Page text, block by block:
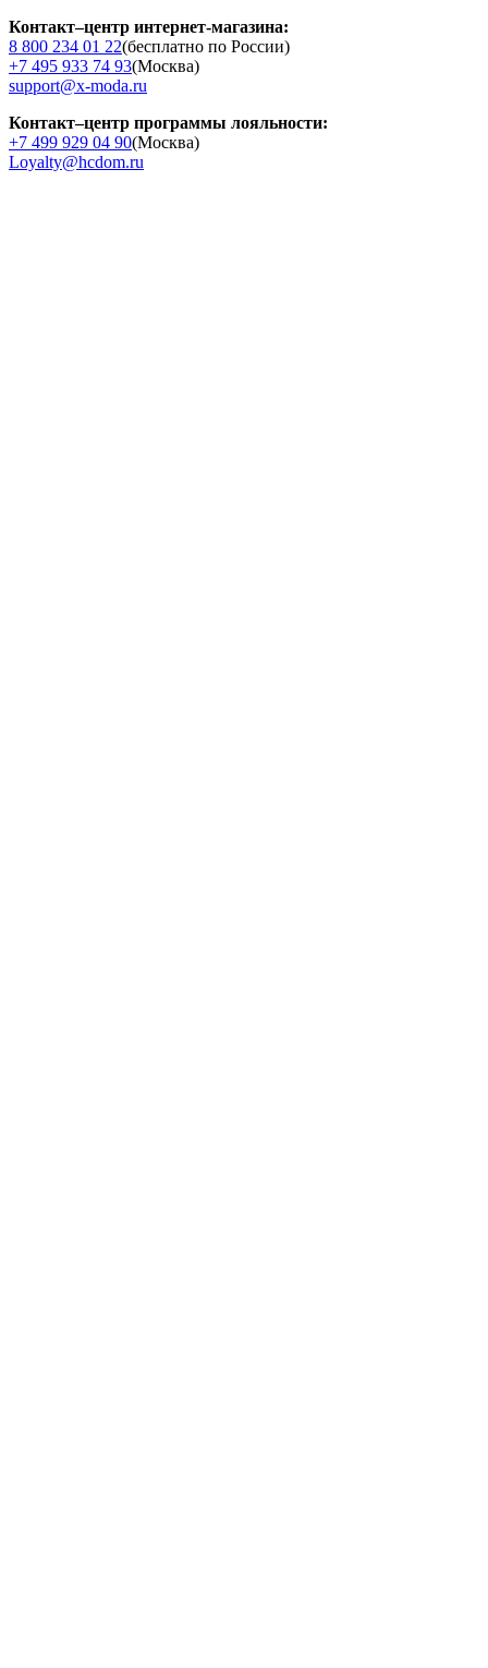
Контакт–центр интернет-магазина:
8 800 234 01 22(бесплатно по России)
+7 495 933 74 93(Москва)
support@x-moda.ru
Контакт–центр программы лояльности:
+7 499 929 04 90(Москва)
Loyalty@hcdom.ru